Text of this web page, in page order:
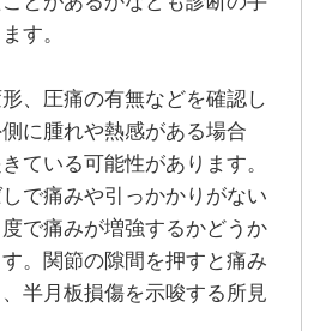
す。
、圧痛の有無などを確認し
に腫れや熱感がある場合
ている可能性があります。
で痛みや引っかかりがない
で痛みが増強するかどうか
。関節の隙間を押すと痛み
半月板損傷を示唆する所見